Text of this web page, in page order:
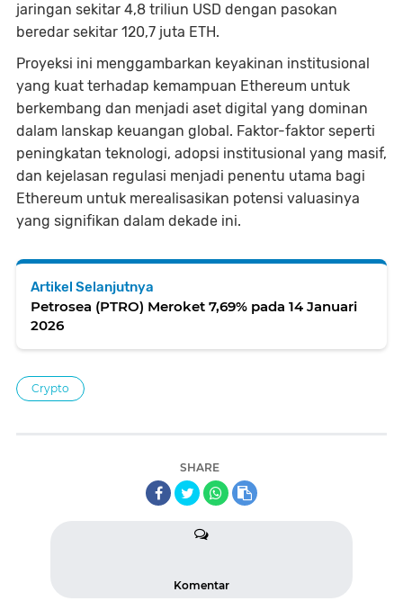
jaringan sekitar 4,8 triliun USD dengan pasokan
beredar sekitar 120,7 juta ETH.
Proyeksi ini menggambarkan keyakinan institusional
yang kuat terhadap kemampuan Ethereum untuk
berkembang dan menjadi aset digital yang dominan
dalam lanskap keuangan global. Faktor-faktor seperti
peningkatan teknologi, adopsi institusional yang masif,
dan kejelasan regulasi menjadi penentu utama bagi
Ethereum untuk merealisasikan potensi valuasinya
yang signifikan dalam dekade ini.
Artikel Selanjutnya
Petrosea (PTRO) Meroket 7,69% pada 14 Januari
2026
Crypto
SHARE
Komentar